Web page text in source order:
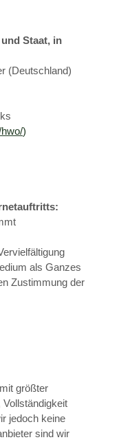
Staat, in
(Deutschland)
)
als Ganzes
Zustimmung der
größter
jedoch keine
sind wir